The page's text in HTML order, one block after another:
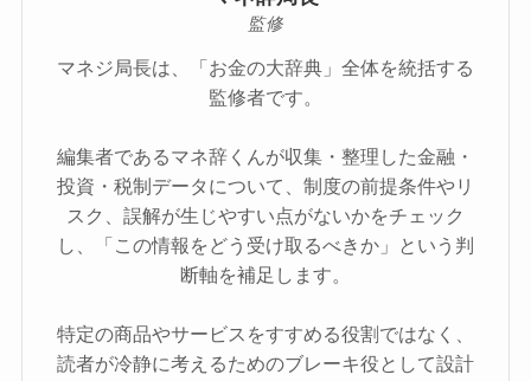
監修
マネジ局長は、「お金の大辞典」全体を統括する
監修者です。
編集者であるマネ辞くんが収集・整理した金融・
投資・税制データについて、制度の前提条件やリ
スク、誤解が生じやすい点がないかをチェック
し、「この情報をどう受け取るべきか」という判
断軸を補足します。
特定の商品やサービスをすすめる役割ではなく、
読者が冷静に考えるためのブレーキ役として設計